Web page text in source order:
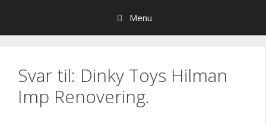
indhold
Menu
Svar til: Dinky Toys Hilman
Imp Renovering.